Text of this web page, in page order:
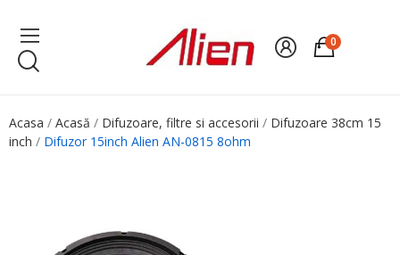
0
Acasa Acasă Difuzoare, filtre si accesorii
Difuzoare 38cm 15
inch
Difuzor 15inch Alien AN-0815 8ohm